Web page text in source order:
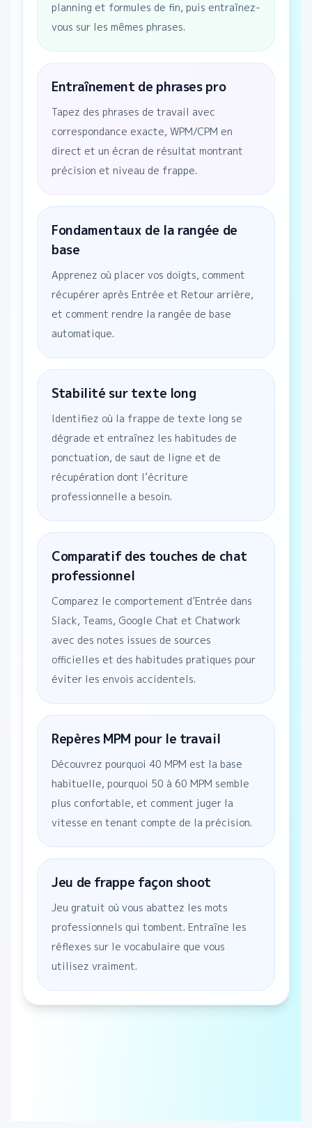
planning et formules de fin, puis entraînez-
vous sur les mêmes phrases.
Entraînement de phrases pro
Tapez des phrases de travail avec
correspondance exacte, WPM/CPM en
direct et un écran de résultat montrant
précision et niveau de frappe.
Fondamentaux de la rangée de
base
Apprenez où placer vos doigts, comment
récupérer après Entrée et Retour arrière,
et comment rendre la rangée de base
automatique.
Stabilité sur texte long
Identifiez où la frappe de texte long se
dégrade et entraînez les habitudes de
ponctuation, de saut de ligne et de
récupération dont l’écriture
professionnelle a besoin.
Comparatif des touches de chat
professionnel
Comparez le comportement d’Entrée dans
Slack, Teams, Google Chat et Chatwork
avec des notes issues de sources
officielles et des habitudes pratiques pour
éviter les envois accidentels.
Repères MPM pour le travail
Découvrez pourquoi 40 MPM est la base
habituelle, pourquoi 50 à 60 MPM semble
plus confortable, et comment juger la
vitesse en tenant compte de la précision.
Jeu de frappe façon shoot
Jeu gratuit où vous abattez les mots
professionnels qui tombent. Entraîne les
réflexes sur le vocabulaire que vous
utilisez vraiment.